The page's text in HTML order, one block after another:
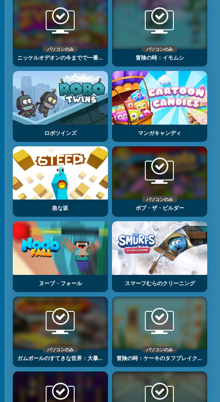
パソコンのみ
ニッケルオデオンの今までで一番むずかしいゲーム
パソコンのみ
冒険の時：イモムシ
ロボツインズ マンガキャンディ
急な坂
パソコンのみ
ボブ・ザ・ビルダー
ヌーブ・フォール スマーフむらのクリーニング
パソコンのみ
ガムボールのすてきな世界：大暴れのタイヤ
パソコンのみ
冒険の時：ケーキのタフブレイク２